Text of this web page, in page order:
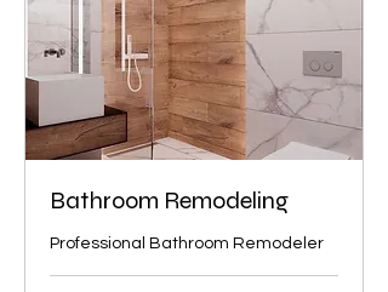
Bathroom Remodeling
Professional Bathroom Remodeler